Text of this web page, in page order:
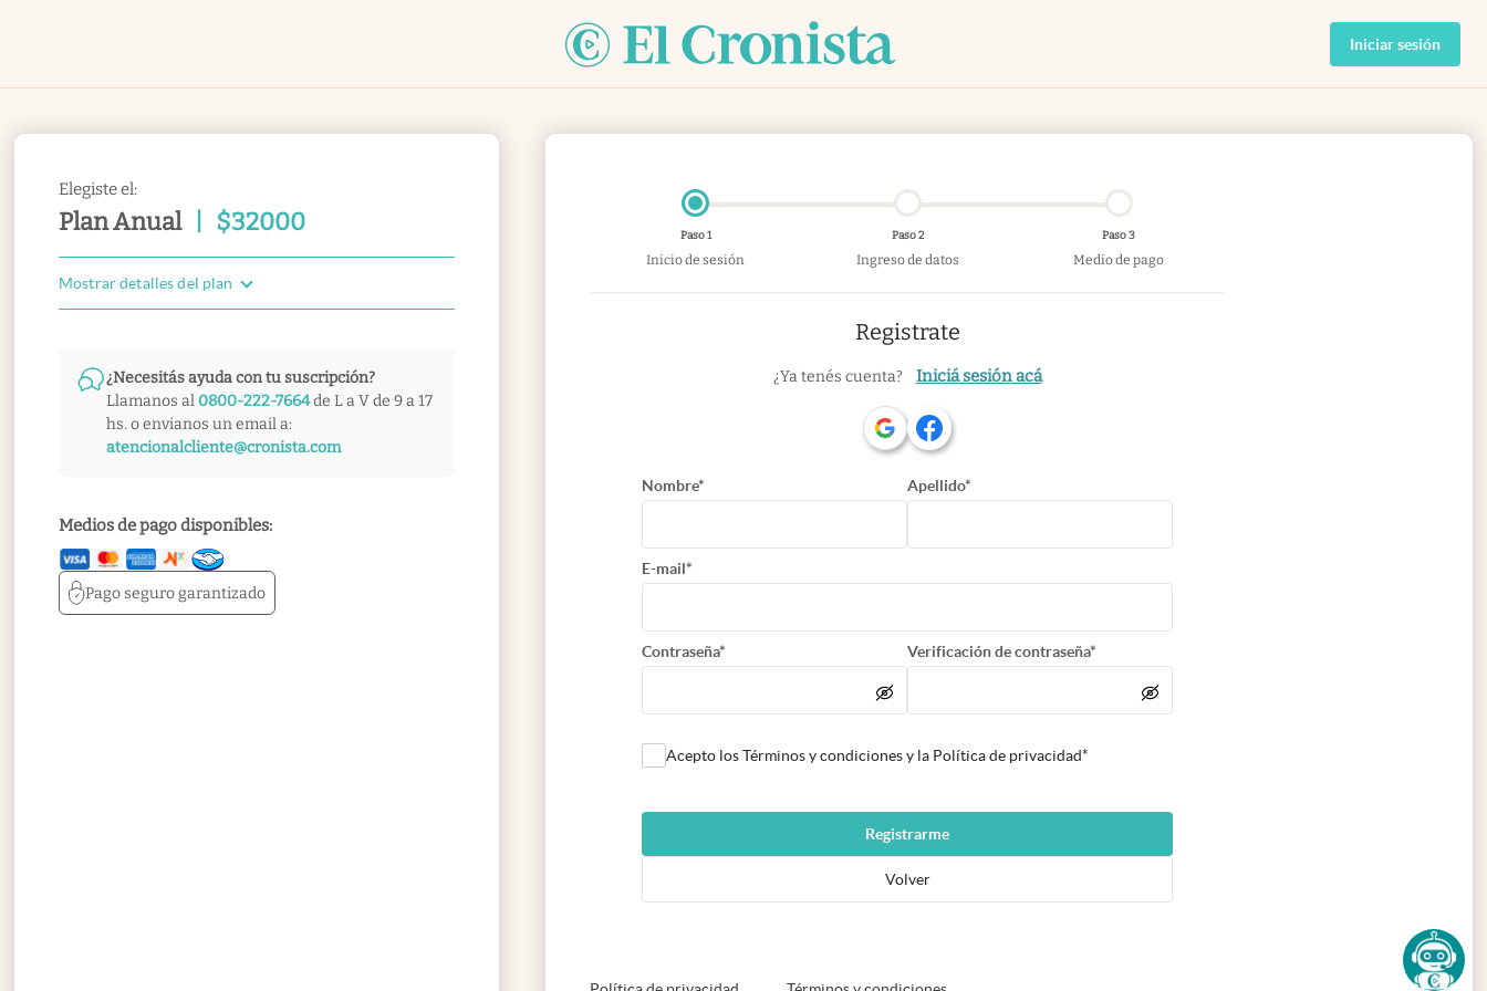
Iniciar sesión
Elegiste el:
Plan Anual $32000
Mostrar detalles del plan
¿Necesitás ayuda con tu suscripción?
Llamanos al 0800-222-7664de L a V de 9 a 17
hs. o envianos un email a:
atencionalcliente@cronista.com
Medios de pago disponibles:
Pago segurogarantizado
Paso 1
Inicio de sesión
Paso 2
Ingreso de datos
Paso 3
Medio de pago
Registrate
¿Ya tenés cuenta? Iniciá sesión acá
Nombre* Apellido*
E-mail*
Contraseña* Verificación de contraseña*
Acepto los Términos y condiciones y la Política de privacidad*
Registrarme
Volver